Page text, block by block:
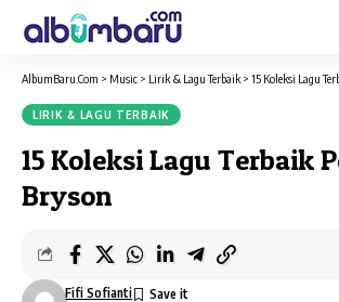
AlbumBaru.Com > Music > Lirik & Lagu Terbaik > 15 Koleksi Lagu
LIRIK & LAGU TERBAIK
15 Koleksi Lagu Terbaik
Bryson
Fifi Sofianti